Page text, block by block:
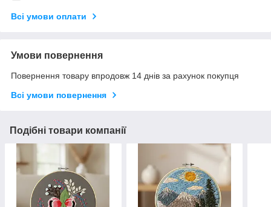
Всі умови оплати
Умови повернення
Повернення товару впродовж 14 днів за рахунок покупця
Всі умови повернення
Подібні товари компанії